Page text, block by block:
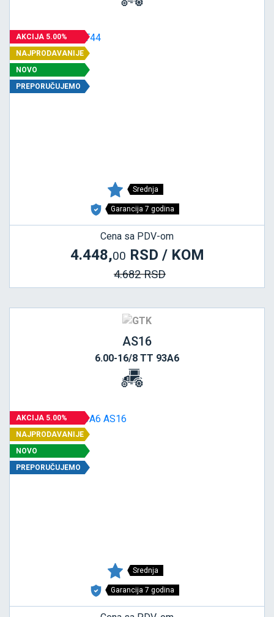
AKCIJA 5.00%
NAJPRODAVANIJE
NOVO
PREPORUČUJEMO
Srednja
Garancija 7 godina
Cena sa PDV-om
4.448,00 RSD / KOM
4.682 RSD
AS16
6.00-16/8 TT 93A6
AKCIJA 5.00%
NAJPRODAVANIJE
NOVO
PREPORUČUJEMO
Srednja
Garancija 7 godina